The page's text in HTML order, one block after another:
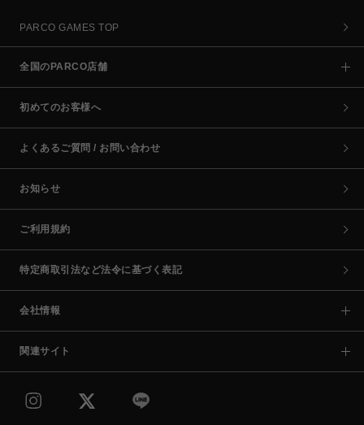
PARCO GAMES TOP
全国のPARCO店舗
初めてのお客様へ
よくあるご質問 / お問い合わせ
お知らせ
ご利用規約
特定商取引法など法令に基づく表記
会社情報
関連サイト